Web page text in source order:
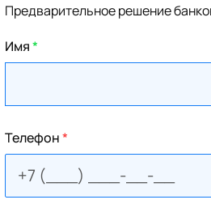
Предварительное решение
Имя*
Телефон*